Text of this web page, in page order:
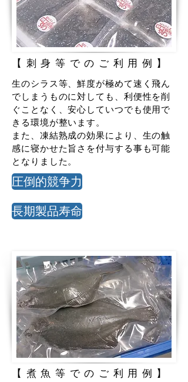
【刺身等でのご利用例】
生のシラス等、鮮度が極めて速く飛ん
でしまうものに対しても、利便性を削
ぐことなく、安心していつでも使用で
きる環境が整います。
​また、凍結熟成の効果により、生の触
感に寝かせた旨さを付与する事も可能
となりました。
圧倒的競争力
長期製品寿命
【煮魚等でのご利用例】